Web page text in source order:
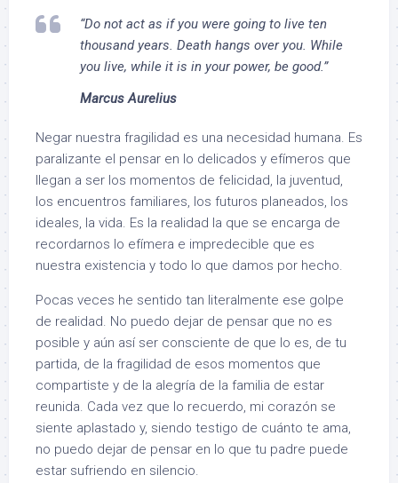
“Do not act as if you were going to live ten
thousand years. Death hangs over you. While
you live, while it is in your power, be good.”
Marcus Aurelius
Negar nuestra fragilidad es una necesidad humana. Es
paralizante el pensar en lo delicados y efímeros que
llegan a ser los momentos de felicidad, la juventud,
los encuentros familiares, los futuros planeados, los
ideales, la vida. Es la realidad la que se encarga de
recordarnos lo efímera e impredecible que es
nuestra existencia y todo lo que damos por hecho.
Pocas veces he sentido tan literalmente ese golpe
de realidad. No puedo dejar de pensar que no es
posible y aún así ser consciente de que lo es, de tu
partida, de la fragilidad de esos momentos que
compartiste y de la alegría de la familia de estar
reunida. Cada vez que lo recuerdo, mi corazón se
siente aplastado y, siendo testigo de cuánto te ama,
no puedo dejar de pensar en lo que tu padre puede
estar sufriendo en silencio.